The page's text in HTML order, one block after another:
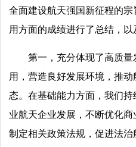
全面建设航天强国新征程的
用方面的成绩进行了总结，
第一，充分体现了高质
用，营造良好发展环境，推
态。在基础能力方面，我们
业航天企业发展，不断优化
制定相关政策法规，促进法